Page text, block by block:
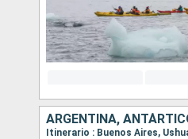
ARGENTINA,
Itinerario : Buenos Aires,